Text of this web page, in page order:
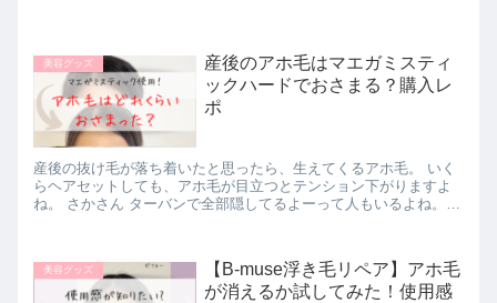
美容グッズ
産後のアホ毛はマエガミスティ
ックハードでおさまる？購入レ
ポ
産後の抜け毛が落ち着いたと思ったら、生えてくるアホ毛。 いく
らヘアセットしても、アホ毛が目立つとテンション下がりますよ
ね。 さかさん ターバンで全部隠してるよーって人もいるよね。で
美容グッズ
【B-muse浮き毛リペア】アホ毛
が消えるか試してみた！使用感